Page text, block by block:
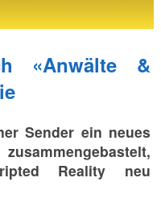
«Anwälte &
Sender ein neues
Reality neu